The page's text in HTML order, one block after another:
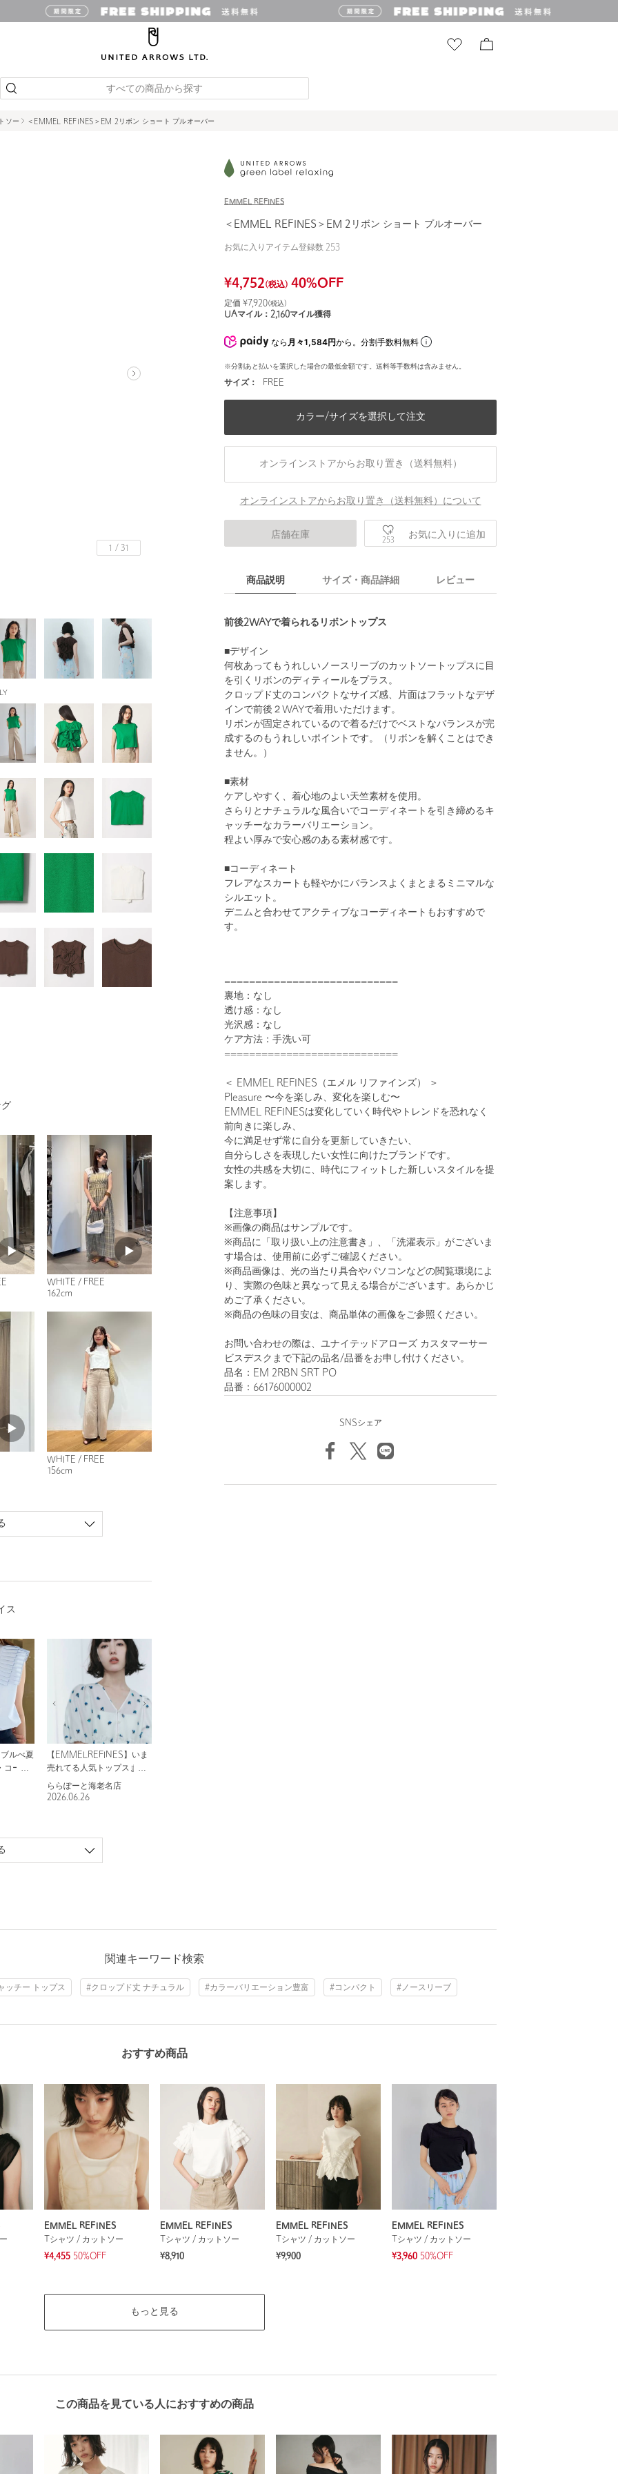
すべての商品から探す
ソー ＜EMMEL REFINES＞EM 2リボン ショート プルオーバー
身長172 B80 W60 H88 着用サイズ：FREE
1 / 31
EMMEL REFINES
＜EMMEL REFINES＞EM 2リボン ショート プルオーバー
お気に入りアイテム登録数 253
¥4,752(税込) 40%OFF
定価 ¥7,920(税込)
UAマイル： 2,160マイル獲得
なら 月々1,584円から。分割手数料無料
※分割あと払いを選択した場合の最低金額です。送料等手数料は含みません。
サイズ： FREE
カラー/サイズを選択して注文
オンラインストアからお取り置き（送料無料）
オンラインストアからお取り置き（送料無料）について
店舗在庫
253 お気に入りに追加
商品説明 サイズ・商品詳細 レビュー
前後2WAYで着られるリボントップス
■デザイン
何枚あってもうれしいノースリーブのカットソートップスに目
を引くリボンのディティールをプラス。
クロップド丈のコンパクトなサイズ感、片面はフラットなデザ
インで前後２WAYで着用いただけます。
リボンが固定されているので着るだけでベストなバランスが完
成するのもうれしいポイントです。（リボンを解くことはでき
ません。）
■素材
ケアしやすく、着心地のよい天竺素材を使用。
さらりとナチュラルな風合いでコーディネートを引き締めるキ
ャッチーなカラーバリエーション。
程よい厚みで安心感のある素材感です。
■コーディネート
フレアなスカートも軽やかにバランスよくまとまるミニマルな
シルエット。
デニムと合わせてアクティブなコーディネートもおすすめで
す。
============================
裏地：なし
透け感：なし
光沢感：なし
ケア方法：手洗い可
============================
＜ EMMEL REFINES（エメル リファインズ） ＞
Pleasure 〜今を楽しみ、変化を楽しむ〜
EMMEL REFINESは変化していく時代やトレンドを恐れなく
前向きに楽しみ、
今に満足せず常に自分を更新していきたい、
自分らしさを表現したい女性に向けたブランドです。
女性の共感を大切に、時代にフィットした新しいスタイルを提
案します。
【注意事項】
※画像の商品はサンプルです。
※商品に「取り扱い上の注意書き」、「洗濯表示」がございま
す場合は、使用前に必ずご確認ください。
※商品画像は、光の当たり具合やパソコンなどの閲覧環境によ
り、実際の色味と異なって見える場合がございます。あらかじ
めご了承ください。
※商品の色味の目安は、商品単体の画像をご参照ください。
お問い合わせの際は、ユナイテッドアローズ カスタマーサー
ビスデスクまで下記の品名/品番をお申し付けください。
品名：EM 2RBN SRT PO
品番：66176000002
SNSシェア
WHITE / FREE
162cm
WHITE / FREE
156cm
ス
ルべ夏
コーデ
【EMMELREFINES】いま
売れてる人気トップスまと
め
ららぽーと海老名店
2026.06.26
関連キーワード検索
ッチー トップス #クロップド丈 ナチュラル #カラーバリエーション豊富 #コンパクト #ノースリーブ
おすすめ商品
EMMEL REFINES
Tシャツ / カットソー
¥4,455 50%OFF
EMMEL REFINES
Tシャツ / カットソー
¥8,910
EMMEL REFINES
Tシャツ / カットソー
¥9,900
EMMEL REFINES
Tシャツ / カットソー
¥3,960 50%OFF
もっと見る
この商品を見ている人におすすめの商品
WHITE